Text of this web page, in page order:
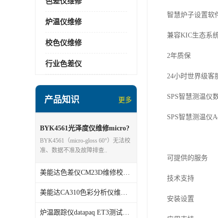
炉温仪维修
校色仪维修
行业色差仪
产品知识 更多
BYK4561光泽度仪维修micro?
gloss 60°
BYK4561（micro‑gloss 60°）无法校
准、数据不准及故障排查..
美能达色差仪CM23D维修校准分析
美能达CA310色彩分析仪维修校准
炉温跟踪仪datapaq ET3测试仪维修
智慧炉子设置软
兼容KIC生态系
2年质保
24小时世界级客
SPS智慧测温仪
SPS智慧测温仪
可提供的服务
技术支持
安装设置